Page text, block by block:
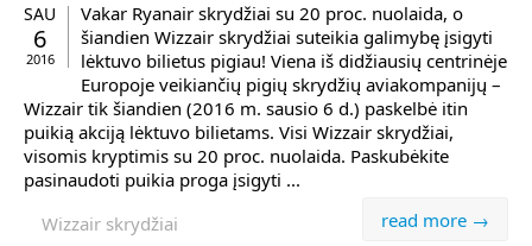
SAU
6
2016
Vakar Ryanair skrydžiai su 20 proc. nuolaida, o
šiandien Wizzair skrydžiai suteikia galimybę įsigyti
lėktuvo bilietus pigiau! Viena iš didžiausių centrinėje
Europoje veikiančių pigių skrydžių aviakompanijų –
Wizzair tik šiandien (2016 m. sausio 6 d.) paskelbė itin
puikią akciją lėktuvo bilietams. Visi Wizzair skrydžiai,
visomis kryptimis su 20 proc. nuolaida. Paskubėkite
pasinaudoti puikia proga įsigyti ...
read more →
Wizzair skrydžiai